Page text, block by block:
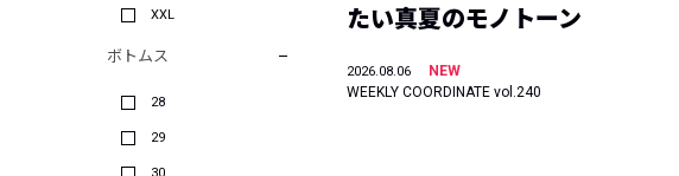
XXL
ボトムス
28
29
たい真夏のモノトーン
2026.08.06
NEW
WEEKLY COORDINATE vol.240